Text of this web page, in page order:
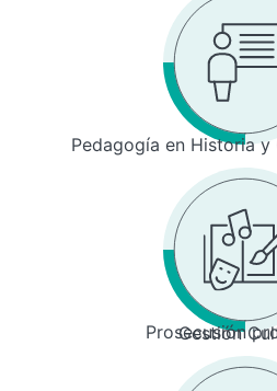
Pedagogía en Historia y
Prosecusión
Gestión